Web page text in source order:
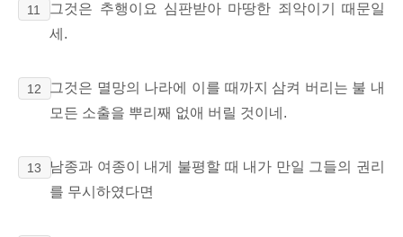
11
그것은 추행이요 심판받아 마땅한 죄악이기 때문일
세.
12
그것은 멸망의 나라에 이를 때까지 삼켜 버리는 불 내
모든 소출을 뿌리째 없애 버릴 것이네.
13
남종과 여종이 내게 불평할 때 내가 만일 그들의 권리
를 무시하였다면